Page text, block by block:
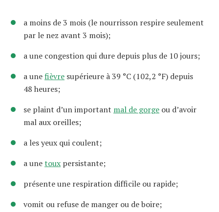
a moins de 3 mois (le nourrisson respire seulement
par le nez avant 3 mois);
a une congestion qui dure depuis plus de 10 jours;
a unefièvre supérieure à 39 °C (102,2 °F) depuis
48 heures;
se plaint d’un important mal de gorge ou d’avoir
mal aux oreilles;
a les yeux qui coulent;
a unetoux persistante;
présente une respiration difficile ou rapide;
vomit ou refuse de manger ou de boire;